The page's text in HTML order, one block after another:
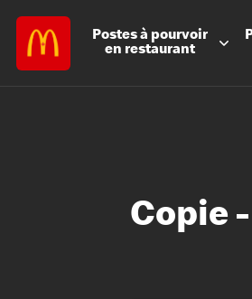
Postes à pourvoir
en restaurant
Copie